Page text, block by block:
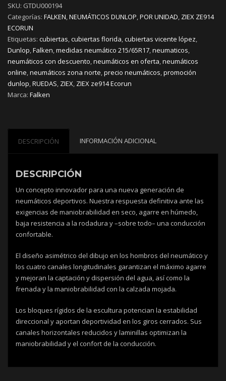
ZE914
ECORUN
V99
cantidad
SKU: GTDU000194
Categorías: FALKEN,NEUMÁTICOS DUNLOP,POR UNIDAD, ZIEX ZE914
ECORUN
Etiquetas: cubiertas,cubiertas florida,cubiertas vicente lópez,
Dunlop,Falken,medidas neumático 215/65R17,neumaticos,
neumáticos con descuento,neumáticos en oferta,neumáticos
online,neumáticos zona norte,precio neumáticos,promoción
dunlop,RUEDAS, ZIEX, ZIEX ze914 Ecorun
Marca: Falken
DESCRIPCIÓN INFORMACIÓN ADICIONAL
DESCRIPCIÓN
Un concepto innovador para una nueva generación de
neumáticos deportivos. Nuestra respuesta definitiva ante las
exigencias de maniobrabilidad en seco, agarre en húmedo,
baja resistencia a la rodadura y –sobre todo– una conducción
confortable.
El diseño asimétrico del dibujo en los hombros del neumático y
los cuatro canales longitudinales garantizan el máximo agarre
y mejoran la captación y dispersión del agua, así como la
frenada y la maniobrabilidad con la calzada mojada.
Los bloques rígidos de la escultura potencian la estabilidad
direccional y aportan deportividad en los giros cerrados. Sus
canales horizontales reducidos y laminillas optimizan la
maniobrabilidad y el confort de la conducción.